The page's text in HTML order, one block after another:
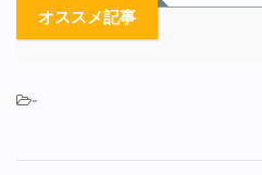
オススメ記事
-